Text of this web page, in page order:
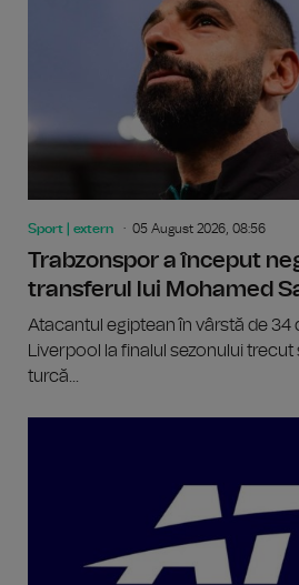
Sport | extern 05 August 2026, 08:56
Trabzonspor a început
transferul lui Mohamed
Atacantul egiptean în vârstă de 34
Liverpool la finalul sezonului
turcă...